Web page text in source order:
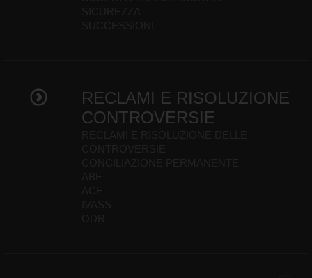
RECLAMI E RISOLUZIONE
CONTROVERSIE